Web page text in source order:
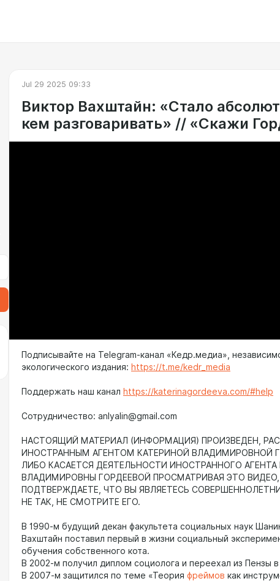
Jul 29 2025 09:33
Виктор Вахштайн: «Стало
кем разговаривать» // «Скажи
Подписывайте на Telegram-канал «Кедр.медиа»,
экологического издания: https://t.me/kedr_media
Поддержать наш канал https://katerinagordeeva.com/#help
Сотрудничество: anlyalin@gmail.com
НАСТОЯЩИЙ МАТЕРИАЛ (ИНФОРМАЦИЯ) ПРОИЗВЕДЕН,
ИНОСТРАННЫМ АГЕНТОМ КАТЕРИНОЙ ВЛАДИМИРОВНОЙ
ЛИБО КАСАЕТСЯ ДЕЯТЕЛЬНОСТИ ИНОСТРАННОГО АГЕНТА
ВЛАДИМИРОВНЫ ГОРДЕЕВОЙ ПРОСМАТРИВАЯ ЭТО ВИДЕО,
ПОДТВЕРЖДАЕТЕ, ЧТО ВЫ ЯВЛЯЕТЕСЬ
НЕ ТАК, НЕ СМОТРИТЕ ЕГО.
В 1990-м будущий декан факультета социальных наук
Вахштайн поставил первый в жизни социальный
обучения собственного кота.
В 2002-м получил диплом социолога и переехал из Пензы
В 2007-м защитился по теме «Теория фреймов как